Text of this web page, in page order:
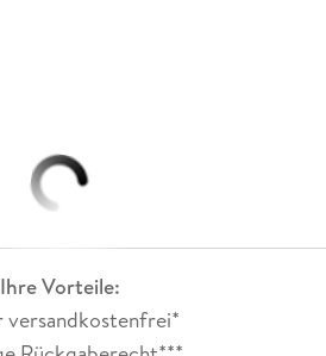
Ihre Vorteile:
versandkostenfrei*